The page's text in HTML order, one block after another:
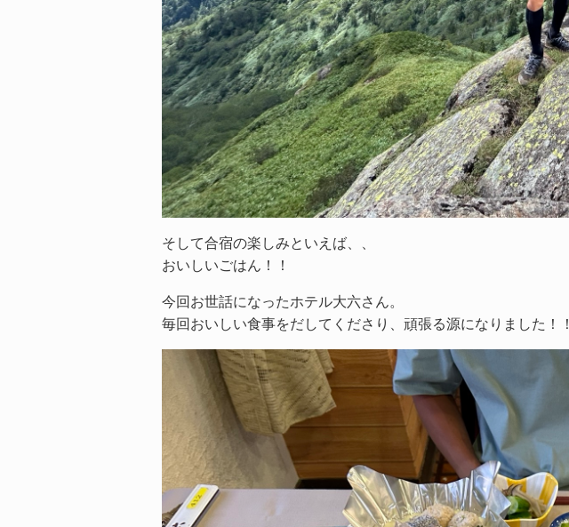
そして合宿の楽しみといえば、、
おいしいごはん！！
今回お世話になったホテル大六さん。
毎回おいしい食事をだしてくださり、頑張る源になりました！！